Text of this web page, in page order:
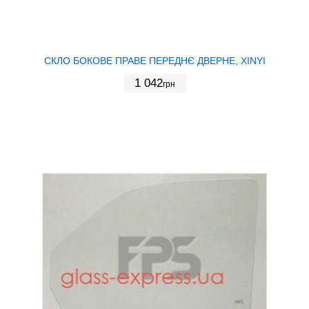
СКЛО БОКОВЕ ПРАВЕ ПЕРЕДНЄ ДВЕРНЕ, XINYI
1 042грн